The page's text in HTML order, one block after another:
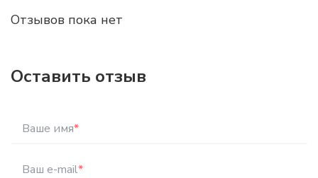
Отзывов пока нет
Оставить отзыв
Ваше имя*
Ваш e-mail*